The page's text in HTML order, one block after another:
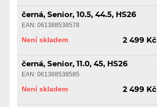
černá, Senior, 10.5, 44.5, HS26
EAN: 061388538578
Není skladem 2 499 Kč
černá, Senior, 11.0, 45, HS26
EAN: 061388538585
Není skladem 2 499 Kč